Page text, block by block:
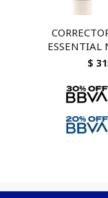
ESSENTIAL
$